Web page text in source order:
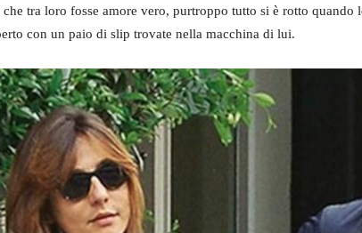
tra loro fosse amore vero, purtroppo tutto si è rotto quando
con un paio di slip trovate nella macchina di lui.